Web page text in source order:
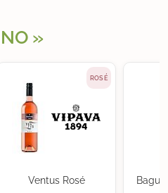
ROSÉ
Ventus Rosé